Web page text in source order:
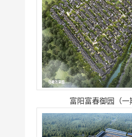
富阳富春御园（一